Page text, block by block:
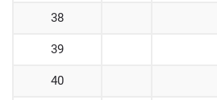
38
39
40